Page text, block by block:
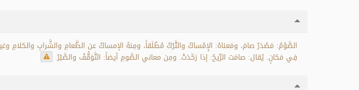
الصَّوْمُ: مَصْدَرُ صامَ، ومَعناهُ: الإِمْساكُ والتَّرْكُ مُطْلَقاً، ومِنهُ الإمساكُ عن الطَّعامِ والشَّرابِ
فِي مَكانٍ. يُقال: صامَت الرِّيحُ: إذا رَكَدَتْ. ومِن معاني الصَّومِ أيضاً: التَّوَقُّفُ والصَّبْرُ.